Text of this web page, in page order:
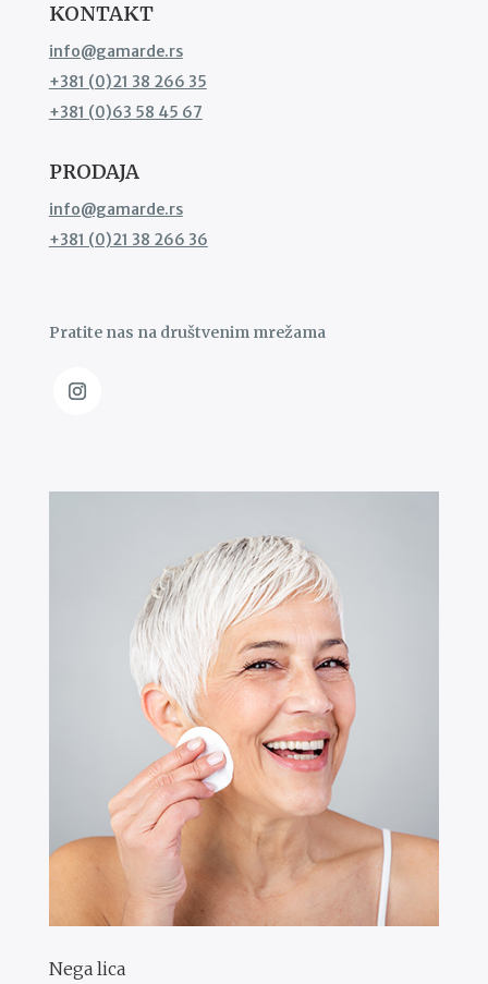
KONTAKT
info@gamarde.rs
+381 (0)21 38 266 35
+381 (0)63 58 45 67
PRODAJA
info@gamarde.rs
+381 (0)21 38 266 36
Pratite nas na društvenim mrežama
Nega lica